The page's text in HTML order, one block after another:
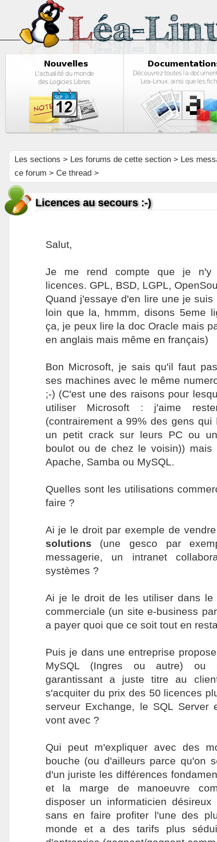
Les sections > Les forums de cette section> Les
ce forum > Ce thread >
Licences au secours :-)
Salut,
Je me rend compte que je n'y
licences. GPL, BSD, LGPL,
Quand j'essaye d'en lire une je
loin que la, hmmm, disons 5eme
ça, je peux lire la doc Oracle mais
en anglais mais même en français)
Bon Microsoft, je sais qu'il faut
ses machines avec le même
;-) (C'est une des raisons pour
utiliser Microsoft : j'aime
(contrairement a 99% des gens
un petit crack sur leurs PC ou
boulot ou de chez le voisin)) mais
Apache, Samba ou MySQL.
Quelles sont les utilisations
faire ?
Ai je le droit par exemple de
solutions (une gesco par
messagerie, un intranet
systèmes ?
Ai je le droit de les utiliser dans le
commerciale (un site e-business
a payer quoi que ce soit tout en
Puis je dans une entreprise
MySQL (Ingres ou autre) ou
garantissant a juste titre au
s'acquiter du prix des 50 licences
serveur Exchange, le SQL Server
vont avec ?
Qui peut m'expliquer avec des
bouche (ou d'ailleurs parce qu'on
d'un juriste les différences
et la marge de manoeuvre
disposer un informaticien
sans en faire profiter l'une des
monde et a des tarifs plus